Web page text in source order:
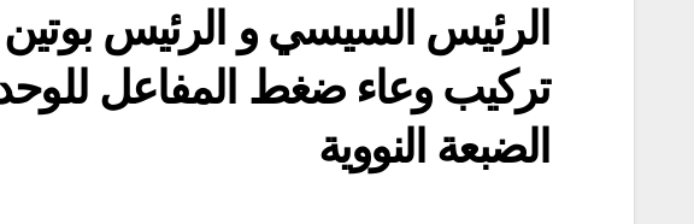
الرئيس السيسي و الرئيس
تركيب وعاء ضغط المفاعل
الضبعة النووية